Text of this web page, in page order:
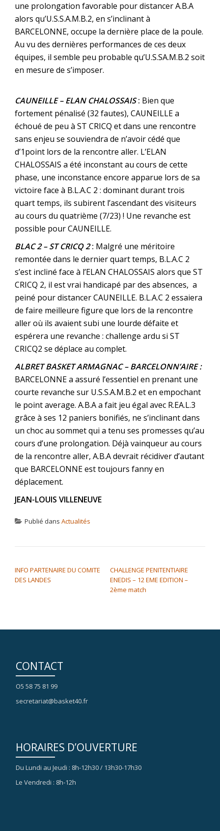
une prolongation favorable pour distancer A.B.A
alors qu’U.S.S.A.M.B.2, en s’inclinant à
BARCELONNE, occupe la dernière place de la poule.
Au vu des dernières performances de ces deux
équipes, il semble peu probable qu’U.S.SA.M.B.2 soit
en mesure de s’imposer.
CAUNEILLE – ELAN CHALOSSAIS: Bien que
fortement pénalisé (32 fautes), CAUNEILLE a
échoué de peu à ST CRICQ et dans une rencontre
sans enjeu se souviendra de n’avoir cédé que
d’1point lors de la rencontre aller. L’ELAN
CHALOSSAIS a été inconstant au cours de cette
phase, une inconstance encore apparue lors de sa
victoire face à B.L.A.C 2 : dominant durant trois
quart temps, ils subirent l’ascendant des visiteurs
au cours du quatrième (7/23) ! Une revanche est
possible pour CAUNEILLE.
BLAC 2 – ST CRICQ 2: Malgré une méritoire
remontée dans le dernier quart temps, B.L.A.C 2
s’est incliné face à l’ELAN CHALOSSAIS alors que ST
CRICQ 2, il est vrai handicapé par des absences, a
peiné pour distancer CAUNEILLE. B.L.A.C 2 essaiera
de faire meilleure figure que lors de la rencontre
aller où ils avaient subi une lourde défaite et
espérera une revanche : challenge ardu si ST
CRICQ2 se déplace au complet.
ALBRET BASKET ARMAGNAC – BARCELONN’AIRE :
BARCELONNE a assuré l’essentiel en prenant une
courte revanche sur U.S.S.A.M.B.2 et en empochant
le point average. A.B.A a fait jeu égal avec R.EA.L.3
grâce à ses 12 paniers bonifiés, ne s’inclinant dans
un choc au sommet qui a tenu ses promesses qu’au
cours d’une prolongation. Déjà vainqueur au cours
de la rencontre aller, A.B.A devrait récidiver d’autant
que BARCELONNE est toujours fanny en
déplacement.
JEAN-LOUIS VILLENEUVE
Publié dans Actualités
INFO PARTENAIRE DU COMITE
DES LANDES
CHALLENGE PENITENTIAIRE
ENEDIS – 12 EME EDITION –
2ème match
CONTACT
O5 58 75 81 99
secretariat@basket40.fr
HORAIRES D’OUVERTURE
Du Lundi au Jeudi : 8h-12h30 / 13h30-17h30
Le Vendredi : 8h-12h